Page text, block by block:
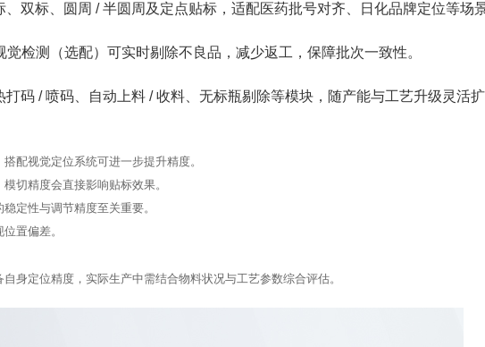
双标、圆周 / 半圆周及定点贴标，适配医药批号对齐、日化品牌定位等场景
检测（选配）可实时剔除不良品，减少返工，保障批次一致性。
码 / 喷码、自动上料 / 收料、无标瓶剔除等模块，随产能与工艺升级灵活扩
配视觉定位系统可进一步提升精度。
切精度会直接影响贴标效果。
定性与调节精度至关重要。
置偏差。
自身定位精度，实际生产中需结合物料状况与工艺参数综合评估。